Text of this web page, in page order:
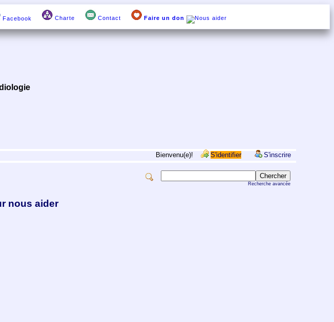
Facebook Charte Contact Faire un don
Bienvenu(e)! S'identifier S'inscrire
Recherche avancée
nous aider